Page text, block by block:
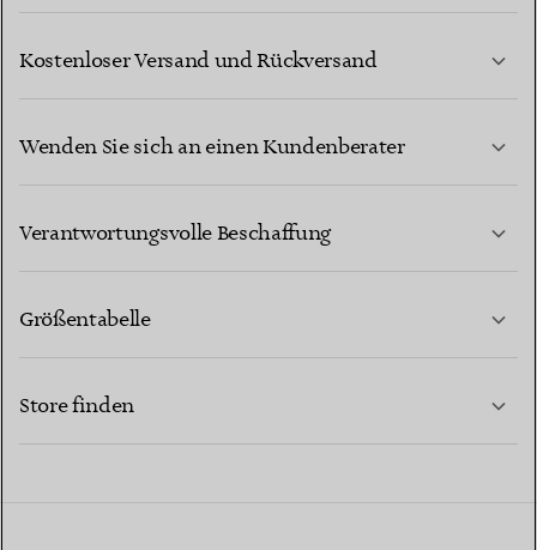
Kostenloser Versand und Rückversand
Wenden Sie sich an einen Kundenberater
Verantwortungsvolle Beschaffung
Größentabelle
Store finden